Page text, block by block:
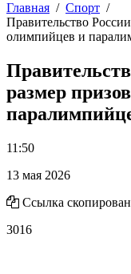
Главная
Спорт
Правительство
олимпийцев и
размер
11:50
13 мая 2026
Ссылка
3016